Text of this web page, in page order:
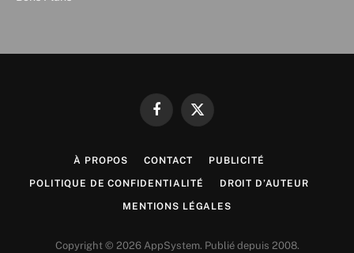
FacebookX
À PROPOS CONTACT PUBLICITÉ
POLITIQUE DE CONFIDENTIALITÉ DROIT D’AUTEUR
MENTIONS LÉGALES
Copyright © 2026 AppSystem. Publié depuis 2008.